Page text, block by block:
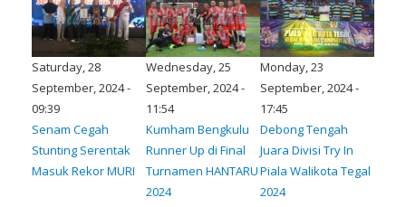
Saturday, 28
September, 2024 -
09:39
Senam Cegah
Stunting Serentak
Masuk Rekor MURI
Wednesday, 25
September, 2024 -
11:54
Kumham Bengkulu
Runner Up di Final
Turnamen HANTARU
2024
Monday, 23
September, 2024 -
17:45
Debong Tengah
Juara Divisi Try In
Piala Walikota Tegal
2024